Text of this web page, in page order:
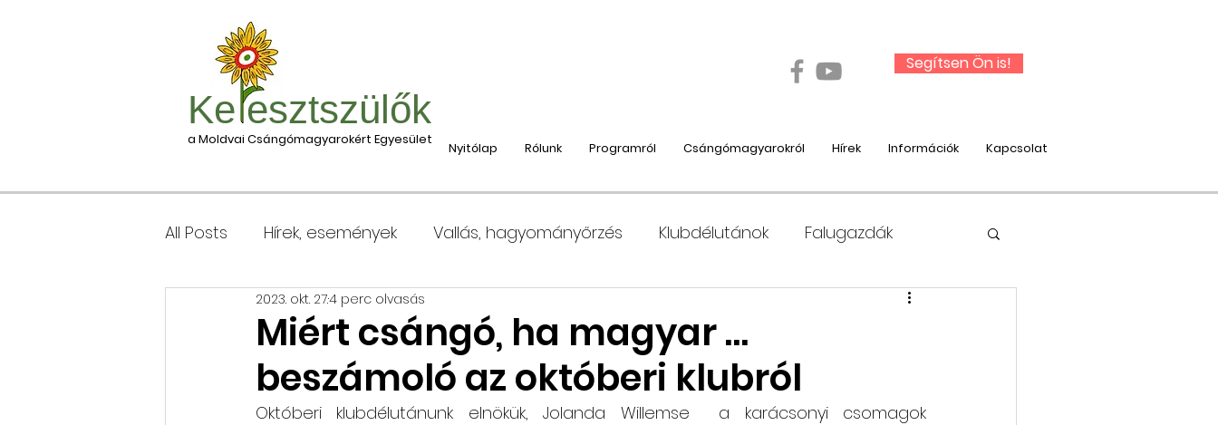
Segítsen Ön is!
Nyitólap Rólunk Programról Csángómagyarokról Hírek Információk Kapcsolat
Ke esztszülők
a Moldvai Csángómagyarokért Egyesület
All Posts Hírek, események Vallás, hagyományőrzés Klubdélutánok Falugazdák
Csomagleadás, érkezése Moldvába
Keresztgyerekek levélcíme Nyaralás, táboroztatás Szociális és jótékonysági munka
Miért csángó, ha magyar …
beszámoló az októberi klubról
2023. okt. 27.4 perc olvasás
Októberi klubdélutánunk elnökük, Jolanda Willemse  a karácsonyi csomagok